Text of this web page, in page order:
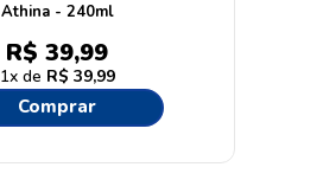
Athina - 240ml
R$ 39,99
1 R$ 39,99
Comprar